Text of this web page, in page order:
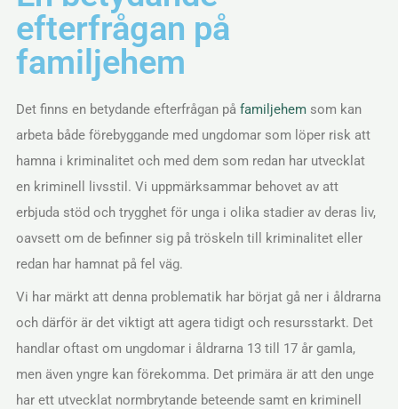
efterfrågan på
familjehem
Det finns en betydande efterfrågan på familjehemsom kan
arbeta både förebyggande med ungdomar som löper risk att
hamna i kriminalitet och med dem som redan har utvecklat
en kriminell livsstil. Vi uppmärksammar behovet av att
erbjuda stöd och trygghet för unga i olika stadier av deras liv,
oavsett om de befinner sig på tröskeln till kriminalitet eller
redan har hamnat på fel väg.
Vi har märkt att denna problematik har börjat gå ner i åldrarna
och därför är det viktigt att agera tidigt och resursstarkt. Det
handlar oftast om ungdomar i åldrarna 13 till 17 år gamla,
men även yngre kan förekomma. Det primära är att den unge
har ett utvecklat normbrytande beteende samt en kriminell